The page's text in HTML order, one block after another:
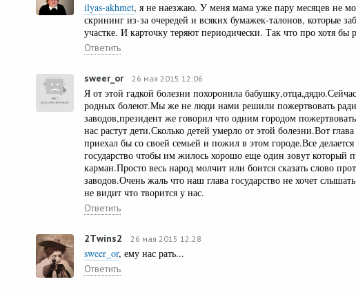
ilyas-akhmet, я не наезжаю. У меня мама уже пару месяцев не
скрининг из-за очередей и всяких бумажек-талонов, которые
участке. И карточку теряют периодически. Так что про хотя бы
Ответить
sweer_or 26 мая 2015 12:06
Я от этой гадкой болезни похоронила
родных болеют.Мы же не люди нами решили пожертвовать
заводов,президент же говорил что одним городом
нас растут дети.Сколько детей умерло от этой болезни.Вот глава
приехал бы со своей семьей и пожил в этом городе.Все делается
государство чтобы им жилось хорошо еще один зовут который
карман.Просто весь народ молчит или боится сказать слово
заводов.Очень жаль что наш глава государство не хочет
не видит что творится у нас.
Ответить
2Тwins2 26 мая 2015 12:28
sweer_or, ему нас рать...
Ответить